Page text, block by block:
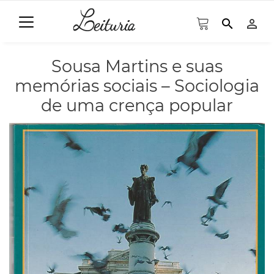
search person_outline
Sousa Martins e suas
memórias sociais – Sociologia
de uma crença popular